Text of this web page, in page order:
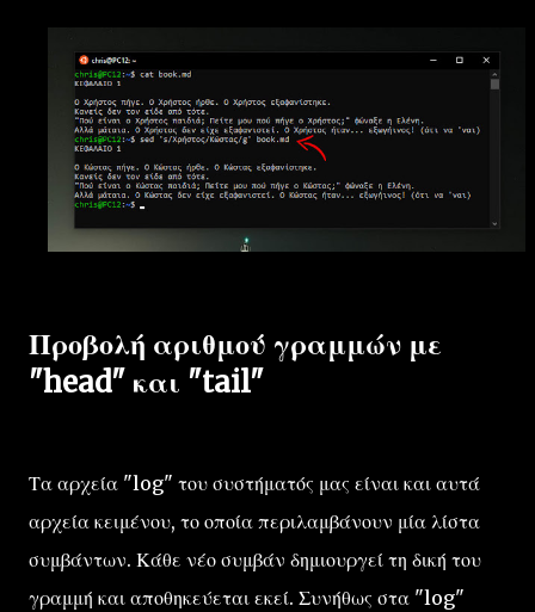
Προβολή αριθμού γραμμών με
"head" και "tail"
Τα αρχεία "log" του συστήματός μας είναι και αυτά
αρχεία κειμένου, το οποία περιλαμβάνουν μία λίστα
συμβάντων. Κάθε νέο συμβάν δημιουργεί τη δική του
γραμμή και αποθηκεύεται εκεί. Συνήθως στα "log"